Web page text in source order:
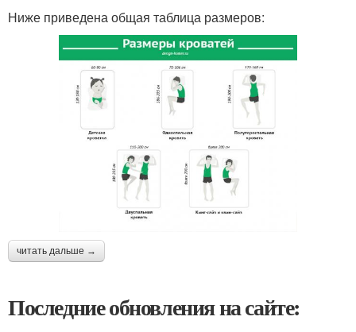
Ниже приведена общая таблица размеров:
читать дальше →
Последние обновления на сайте: